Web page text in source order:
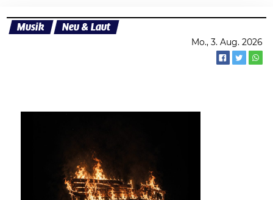
Musik Neu & Laut
Mo., 3. Aug. 2026